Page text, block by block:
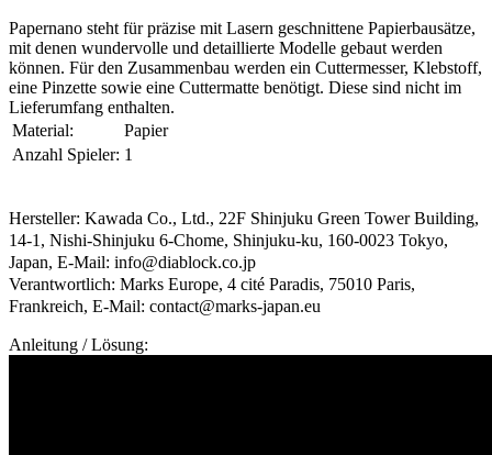
Papernano steht für präzise mit Lasern geschnittene Papierbausätze,
mit denen wundervolle und detaillierte Modelle gebaut werden
können. Für den Zusammenbau werden ein Cuttermesser, Klebstoff,
eine Pinzette sowie eine Cuttermatte benötigt. Diese sind nicht im
Lieferumfang enthalten.
Material:
Papier
Anzahl Spieler: 1
Hersteller: Kawada Co., Ltd., 22F Shinjuku Green Tower Building,
14-1, Nishi-Shinjuku 6-Chome, Shinjuku-ku, 160-0023 Tokyo,
Japan, E-Mail: info@diablock.co.jp
Verantwortlich: Marks Europe, 4 cité Paradis, 75010 Paris,
Frankreich, E-Mail: contact@marks-japan.eu
Anleitung / Lösung: